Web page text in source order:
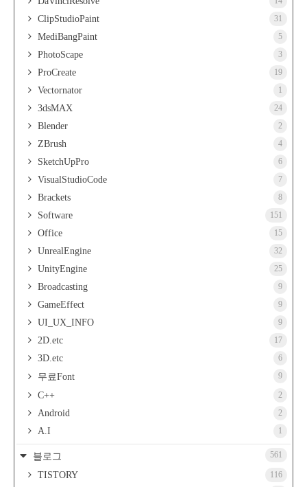
ClipStudioPaint 31
MediBangPaint 5
PhotoScape 3
ProCreate 19
Vectornator 1
3dsMAX 24
Blender 2
ZBrush 4
SketchUpPro 6
VisualStudioCode 7
Brackets 8
Software 151
Office 15
UnrealEngine 32
UnityEngine 25
Broadcasting 9
GameEffect 9
UI_UX_INFO 9
2D.etc 17
3D.etc 6
무료Font 9
C++ 2
Android 2
A.I 1
블로그 561
TISTORY 116